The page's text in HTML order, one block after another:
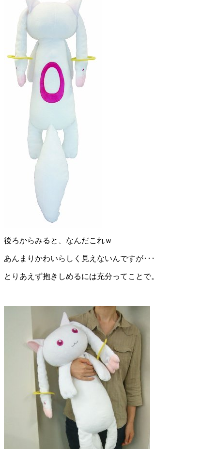
後ろからみると、なんだこれｗ
あんまりかわいらしく見えないんですが･･･
とりあえず抱きしめるには充分ってことで。